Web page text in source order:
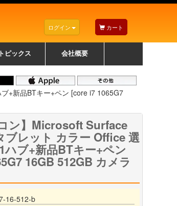
ログイン カート
トピックス 会社概要
+新品BTキー+ペン [core i7 1065G7
ン】Microsoft Surface
ブレット カラー Office 選
ハブ+新品BTキー+ペン
16GB 512GB カメラ
16-512-b